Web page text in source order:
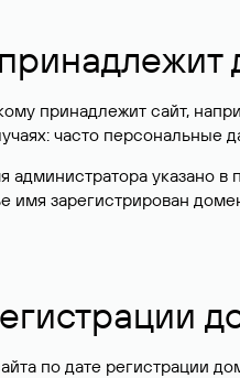
принадлежит сайт,
часто персональные
администратора указано
имя зарегистрирован
по дате регистрации